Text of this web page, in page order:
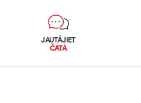
JAUTĀJIET
ČATĀ